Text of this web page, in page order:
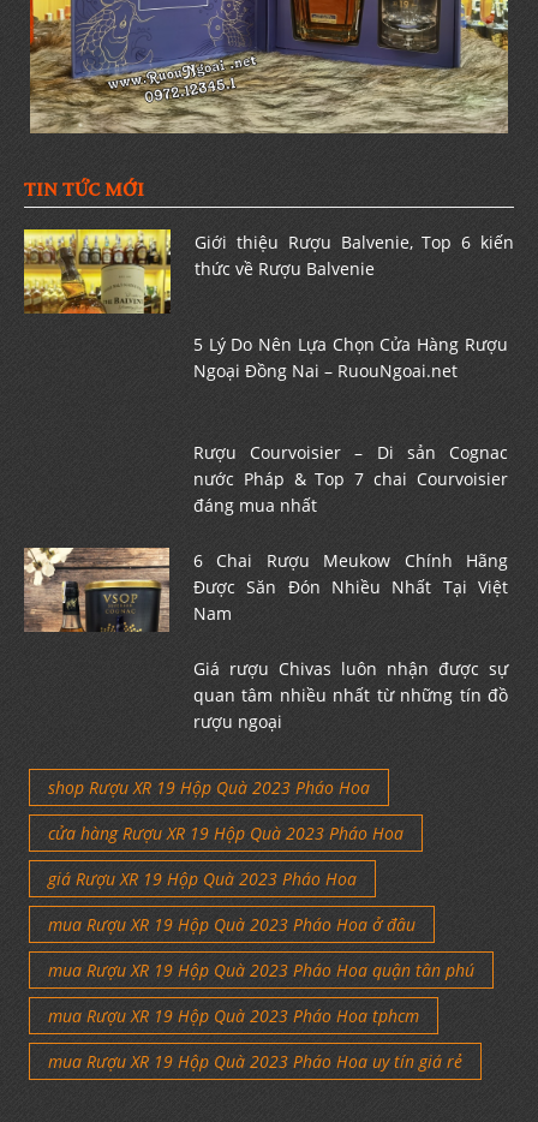
TIN TỨC MỚI
Giới thiệu Rượu Balvenie, Top 6 kiến
thức về Rượu Balvenie
5 Lý Do Nên Lựa Chọn Cửa Hàng Rượu
Ngoại Đồng Nai – RuouNgoai.net
Rượu Courvoisier – Di sản Cognac
nước Pháp & Top 7 chai Courvoisier
đáng mua nhất
6 Chai Rượu Meukow Chính Hãng
Được Săn Đón Nhiều Nhất Tại Việt
Nam
Giá rượu Chivas luôn nhận được sự
quan tâm nhiều nhất từ những tín đồ
rượu ngoại
shop Rượu XR 19 Hộp Quà 2023 Pháo Hoa
cửa hàng Rượu XR 19 Hộp Quà 2023 Pháo Hoa
giá Rượu XR 19 Hộp Quà 2023 Pháo Hoa
mua Rượu XR 19 Hộp Quà 2023 Pháo Hoa ở đâu
mua Rượu XR 19 Hộp Quà 2023 Pháo Hoa quận tân phú
mua Rượu XR 19 Hộp Quà 2023 Pháo Hoa tphcm
mua Rượu XR 19 Hộp Quà 2023 Pháo Hoa uy tín giá rẻ